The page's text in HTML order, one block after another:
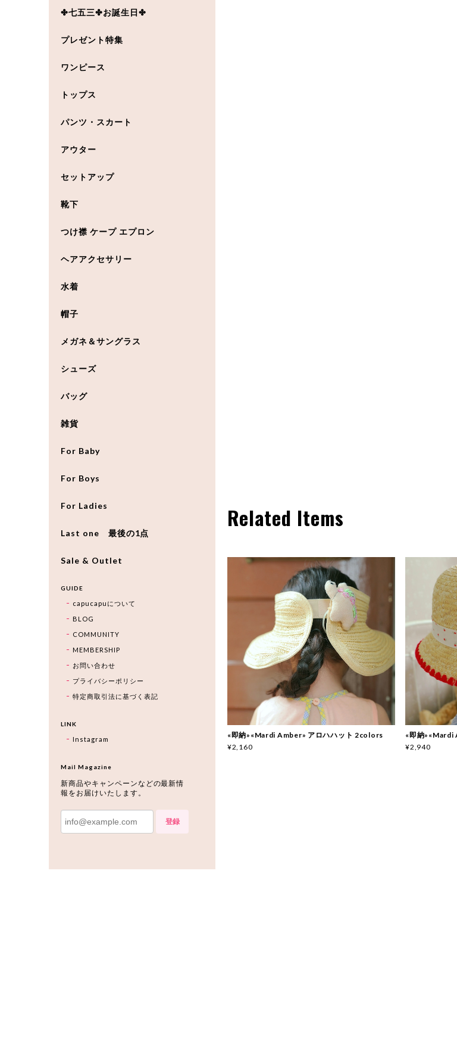
Related Items
«即納»«Mardi Amber» アロハハット 2colors
¥2,160
«即納»«Mardi
¥2,940
✤七五三✤お誕生日✤
プレゼント特集
ワンピース
トップス
パンツ・スカート
アウター
セットアップ
靴下
つけ襟 ケープ エプロン
ヘアアクセサリー
水着
帽子
メガネ＆サングラス
シューズ
バッグ
雑貨
For Baby
For Boys
For Ladies
Last one 最後の1点
Sale & Outlet
GUIDE
capucapuについて
BLOG
COMMUNITY
MEMBERSHIP
お問い合わせ
プライバシーポリシー
特定商取引法に基づく表記
LINK
Instagram
Mail Magazine
新商品やキャンペーンなどの最新情
報をお届けいたします。
登録